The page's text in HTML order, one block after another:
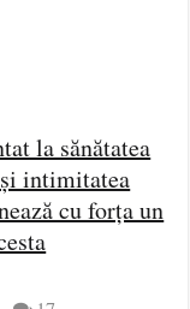
la sănătatea
intimitatea
cu forța un